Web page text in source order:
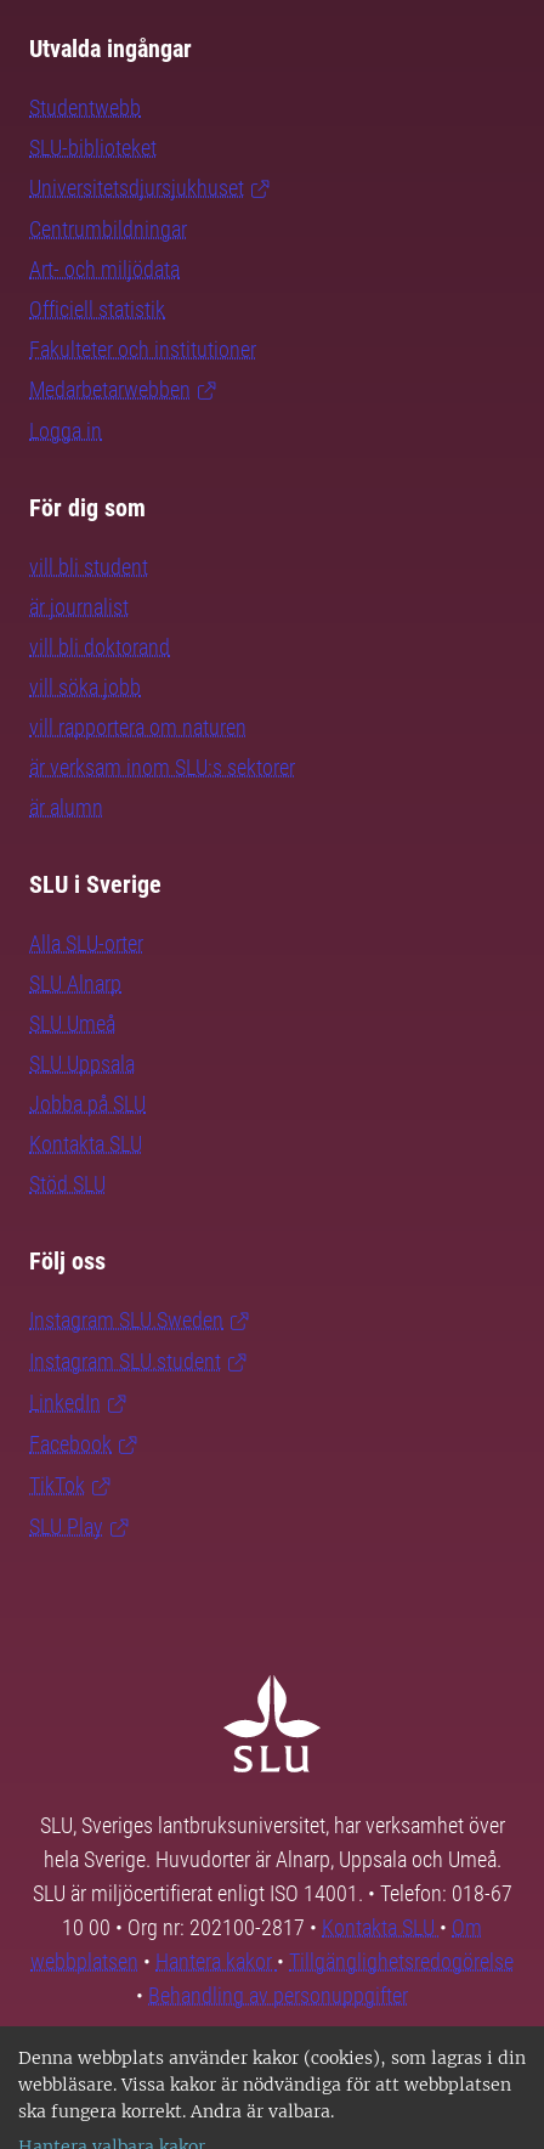
Denna webbplats använder kakor (cookies), som lagras i din
webbläsare. Vissa kakor är nödvändiga för att webbplatsen
ska fungera korrekt. Andra är valbara.
Utvalda ingångar
Studentwebb
SLU-biblioteket
Universitetsdjursjukhuset
Centrumbildningar
Art- och miljödata
Officiell statistik
Fakulteter och institutioner
Medarbetarwebben
Logga in
För dig som
vill bli student
är journalist
vill bli doktorand
vill söka jobb
vill rapportera om naturen
är verksam inom SLU:s sektorer
är alumn
SLU i Sverige
Alla SLU-orter
SLU Alnarp
SLU Umeå
SLU Uppsala
Jobba på SLU
Kontakta SLU
Stöd SLU
Följ oss
Instagram SLU.Sweden
Instagram SLU.student
LinkedIn
Facebook
TikTok
SLU Play
SLU, Sveriges lantbruksuniversitet, har verksamhet över
hela Sverige. Huvudorter är Alnarp, Uppsala och Umeå.
SLU är miljöcertifierat enligt ISO 14001. • Telefon: 018-67
10 00 • Org nr: 202100-2817 • Kontakta SLU • Om
webbplatsen • Hantera kakor • Tillgänglighetsredogörelse
• Behandling av personuppgifter